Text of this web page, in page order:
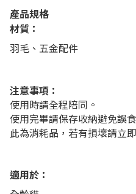
產品規格
材質：
羽毛、五金配件
注意事項：
使用時請全程陪同。
使用完畢請保存收納避免誤
此為消耗品，若有損壞請立
適用於：